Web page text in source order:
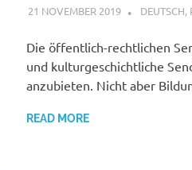
21 NOVEMBER 2019 VGRASS
DEUTSCH,
Die öffentlich-rechtlichen
und kulturgeschichtliche
anzubieten. Nicht aber
READ MORE